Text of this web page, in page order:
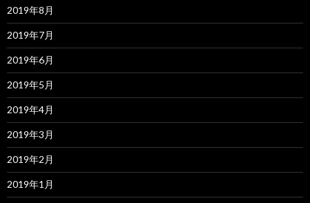
2019年8月
2019年7月
2019年6月
2019年5月
2019年4月
2019年3月
2019年2月
2019年1月